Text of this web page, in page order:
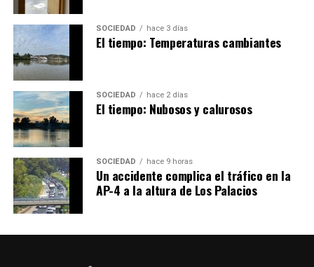
SOCIEDAD hace 3 días
El tiempo: Temperaturas cambiantes
SOCIEDAD hace 2 días
El tiempo: Nubosos y calurosos
SOCIEDAD hace 9 horas
Un accidente complica el tráfico en la
AP-4 a la altura de Los Palacios